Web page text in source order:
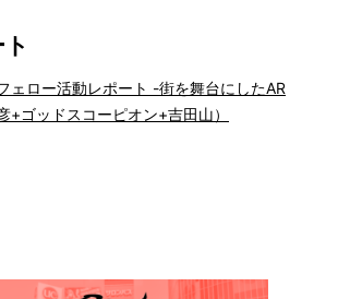
ェロー活動レポート -街を舞台にしたAR
+ゴッドスコーピオン+吉田山）